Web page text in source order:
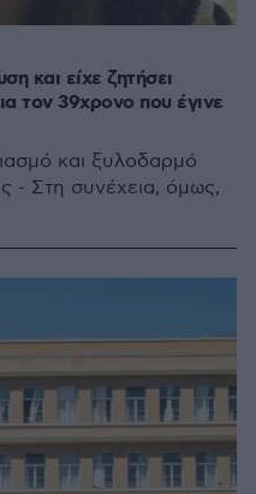
και είχε ζητήσει
τον 39χρονο που έγινε
και ξυλοδαρμό
- Στη συνέχεια, όμως,